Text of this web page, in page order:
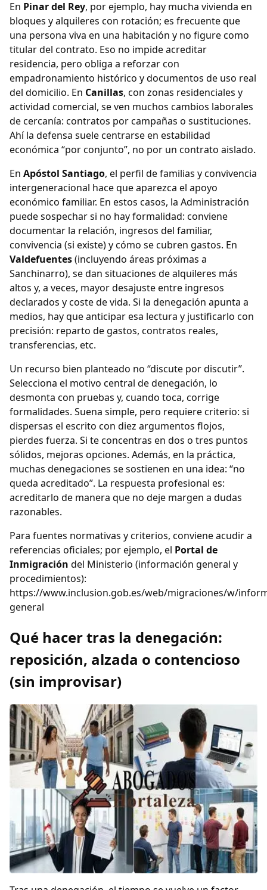
En Pinar del Rey, por ejemplo, hay mucha vivienda en
bloques y alquileres con rotación; es frecuente que
una persona viva en una habitación y no figure como
titular del contrato. Eso no impide acreditar
residencia, pero obliga a reforzar con
empadronamiento histórico y documentos de uso real
del domicilio. En Canillas, con zonas residenciales y
actividad comercial, se ven muchos cambios laborales
de cercanía: contratos por campañas o sustituciones.
Ahí la defensa suele centrarse en estabilidad
económica “por conjunto”, no por un contrato aislado.
En Apóstol Santiago, el perfil de familias y convivencia
intergeneracional hace que aparezca el apoyo
económico familiar. En estos casos, la Administración
puede sospechar si no hay formalidad: conviene
documentar la relación, ingresos del familiar,
convivencia (si existe) y cómo se cubren gastos. En
Valdefuentes(incluyendo áreas próximas a
Sanchinarro), se dan situaciones de alquileres más
altos y, a veces, mayor desajuste entre ingresos
declarados y coste de vida. Si la denegación apunta a
medios, hay que anticipar esa lectura y justificarlo con
precisión: reparto de gastos, contratos reales,
transferencias, etc.
Un recurso bien planteado no “discute por discutir”.
Selecciona el motivo central de denegación, lo
desmonta con pruebas y, cuando toca, corrige
formalidades. Suena simple, pero requiere criterio: si
dispersas el escrito con diez argumentos flojos,
pierdes fuerza. Si te concentras en dos o tres puntos
sólidos, mejoras opciones. Además, en la práctica,
muchas denegaciones se sostienen en una idea: “no
queda acreditado”. La respuesta profesional es:
acreditarlo de manera que no deje margen a dudas
razonables.
Para fuentes normativas y criterios, conviene acudir a
referencias oficiales; por ejemplo, el Portal de
Inmigración del Ministerio (información general y
procedimientos):
https://www.inclusion.gob.es/web/migraciones/w/
general
Qué hacer tras la denegación:
reposición, alzada o contencioso
(sin improvisar)